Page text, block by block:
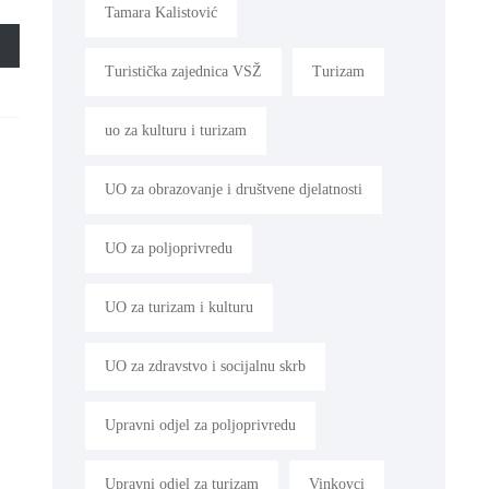
Tamara Kalistović
Turistička zajednica VSŽ Turizam
uo za kulturu i turizam
UO za obrazovanje i društvene djelatnosti
UO za poljoprivredu
UO za turizam i kulturu
UO za zdravstvo i socijalnu skrb
Upravni odjel za poljoprivredu
Upravni odjel za turizam Vinkovci